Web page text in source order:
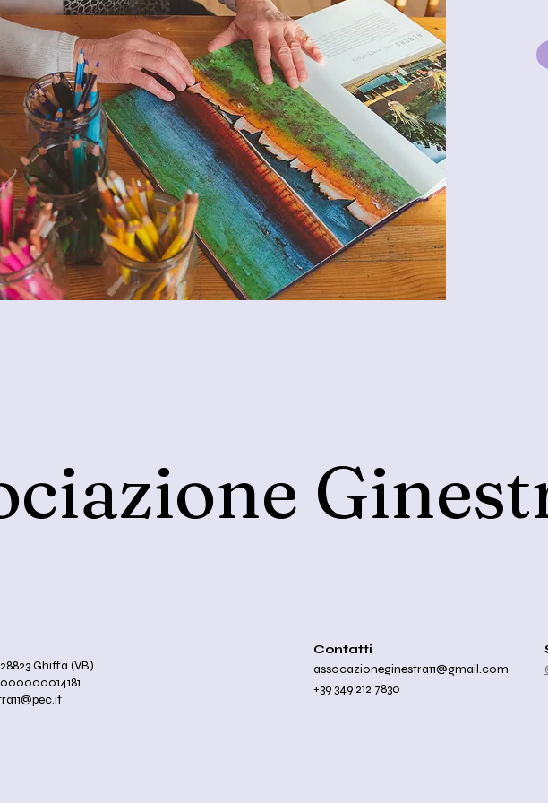
Ghiffa (VB)
Contatti
assocazioneginestra11@gmail.com
+39 349 212 7830